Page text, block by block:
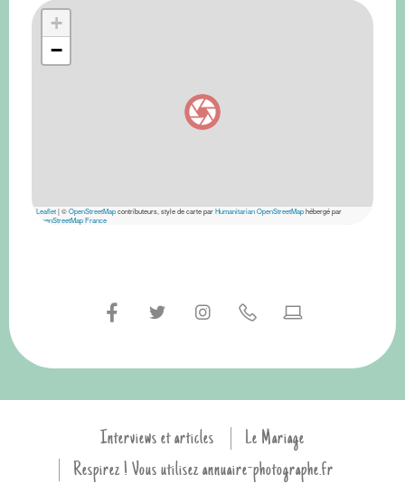
+
−
Leaflet|©OpenStreetMapcontributeurs, style de carte parHumanitarian OpenStreetMaphébergé par
OpenStreetMap France
Interviews et articles
Le Mariage
Respirez ! Vous utilisez annuaire-photographe.fr